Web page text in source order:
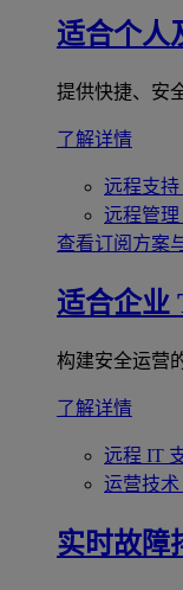
适合个人
提供快捷、安
了解详情
远程支持
远程管理
查看订阅方案
适合企业
构建安全运营
了解详情
远程 IT
运营技术
实时故障